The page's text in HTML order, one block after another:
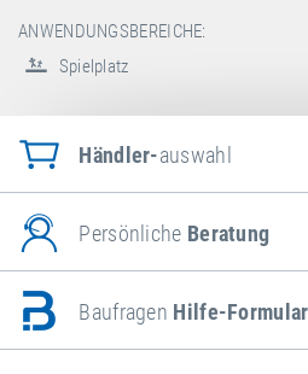
ANWENDUNGSBEREICHE:
Spielplatz
Händler-auswahl
Persönliche Beratung
Baufragen Hilfe-Formular